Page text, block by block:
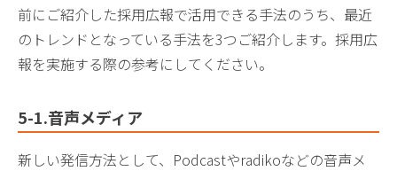
前にご紹介した採用広報で活用できる手法のうち、最近
のトレンドとなっている手法を3つご紹介します。採用広
報を実施する際の参考にしてください。
5-1.音声メディア
新しい発信方法として、Podcastやradikoなどの音声メ